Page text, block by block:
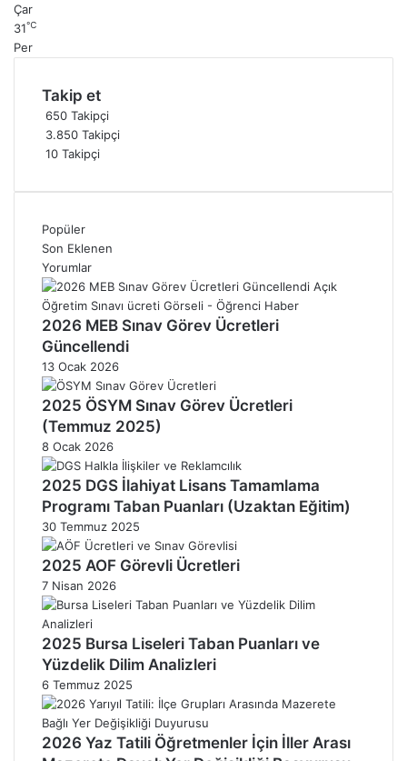
Çar
31℃
Per
Takip et
650 Takipçi
3.850 Takipçi
10 Takipçi
Popüler
Son Eklenen
Yorumlar
2026 MEB Sınav Görev Ücretleri
Güncellendi
13 Ocak 2026
2025 ÖSYM Sınav Görev Ücretleri
(Temmuz 2025)
8 Ocak 2026
2025 DGS İlahiyat Lisans Tamamlama
Programı Taban Puanları (Uzaktan Eğitim)
30 Temmuz 2025
2025 AOF Görevli Ücretleri
7 Nisan 2026
2025 Bursa Liseleri Taban Puanları ve
Yüzdelik Dilim Analizleri
6 Temmuz 2025
2026 Yaz Tatili Öğretmenler İçin İller Arası